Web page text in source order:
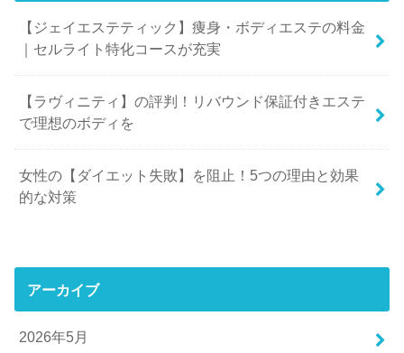
【ジェイエステティック】痩身・ボディエステの料金
｜セルライト特化コースが充実
【ラヴィニティ】の評判！リバウンド保証付きエステ
で理想のボディを
女性の【ダイエット失敗】を阻止！5つの理由と効果
的な対策
アーカイブ
2026年5月